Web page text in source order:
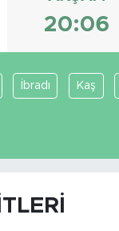
20:06
İbradı Kaş